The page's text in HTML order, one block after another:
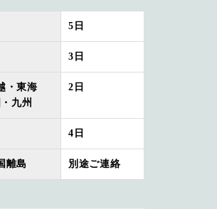
5日
3日
・東海
九州
2日
4日
離島 別途ご連絡